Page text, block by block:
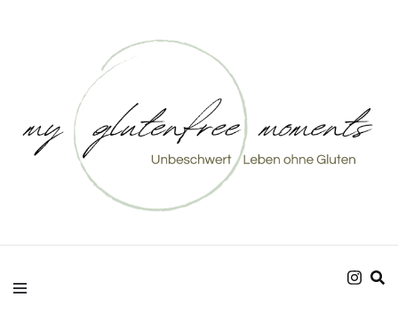
my glutenfree